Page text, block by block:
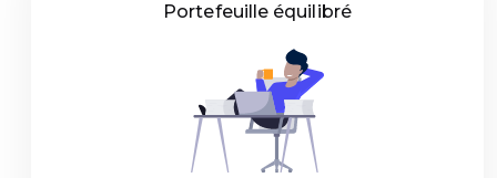
Portefeuille équilibré